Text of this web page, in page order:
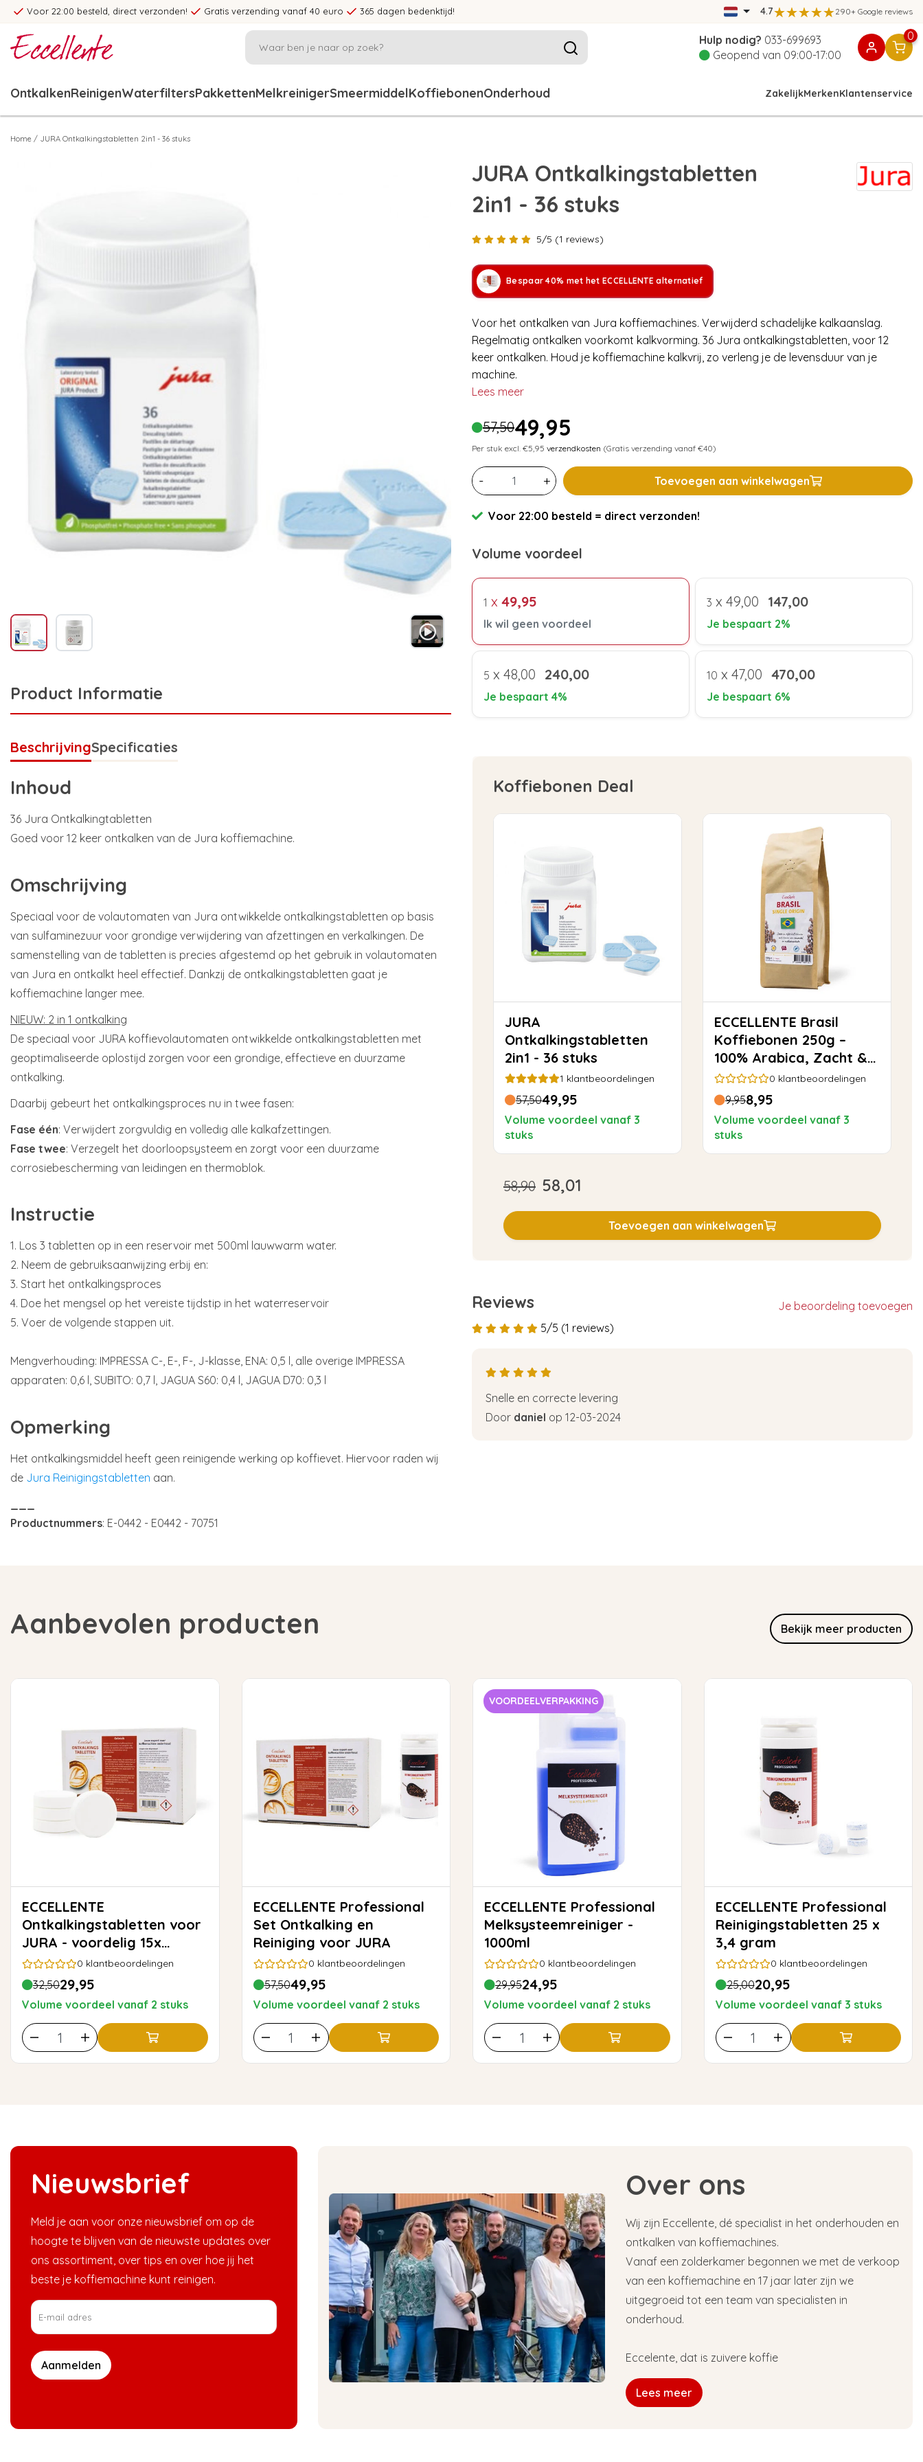
Voor 22:00 besteld, direct verzonden! Gratis verzending vanaf 40 euro 365 dagen bedenktijd! 4.7 290+ Google reviews
Hulp nodig? 033-699693
Geopend van 09:00-17:00
0
OntkalkenReinigenWaterfiltersPakkettenMelkreinigerSmeermiddelKoffiebonenOnderhoud ZakelijkMerkenKlantenservice
Home / JURA Ontkalkingstabletten 2in1 - 36 stuks
Product Informatie
BeschrijvingSpecificaties
Inhoud
36 Jura Ontkalkingtabletten
Goed voor 12 keer ontkalken van de Jura koffiemachine.
Omschrijving
Speciaal voor de volautomaten van Jura ontwikkelde ontkalkingstabletten op basis
van sulfaminezuur voor grondige verwijdering van afzettingen en verkalkingen. De
samenstelling van de tabletten is precies afgestemd op het gebruik in volautomaten
van Jura en ontkalkt heel effectief. Dankzij de ontkalkingstabletten gaat je
koffiemachine langer mee.
NIEUW: 2 in 1 ontkalking
De speciaal voor JURA koffievolautomaten ontwikkelde ontkalkingstabletten met
geoptimaliseerde oplostijd zorgen voor een grondige, effectieve en duurzame
ontkalking.
Daarbij gebeurt het ontkalkingsproces nu in twee fasen:
Fase één: Verwijdert zorgvuldig en volledig alle kalkafzettingen.
Fase twee: Verzegelt het doorloopsysteem en zorgt voor een duurzame
corrosiebescherming van leidingen en thermoblok.
Instructie
1. Los 3 tabletten op in een reservoir met 500ml lauwwarm water.
2. Neem de gebruiksaanwijzing erbij en:
3. Start het ontkalkingsproces
4. Doe het mengsel op het vereiste tijdstip in het waterreservoir
5. Voer de volgende stappen uit.
Mengverhouding: IMPRESSA C-, E-, F-, J-klasse, ENA: 0,5 l, alle overige IMPRESSA
apparaten: 0,6 l, SUBITO: 0,7 l, JAGUA S60: 0,4 l, JAGUA D70: 0,3 l
Opmerking
Het ontkalkingsmiddel heeft geen reinigende werking op koffievet. Hiervoor raden wij
de Jura Reinigingstabletten aan.
Productnummers: E-0442 - E0442 - 70751
JURA Ontkalkingstabletten
2in1 - 36 stuks
5/5 (1 reviews)
Bespaar 40% met het ECCELLENTE alternatief
Voor het ontkalken van Jura koffiemachines. Verwijderd schadelijke kalkaanslag.
Regelmatig ontkalken voorkomt kalkvorming. 36 Jura ontkalkingstabletten, voor 12
keer ontkalken. Houd je koffiemachine kalkvrij, zo verleng je de levensduur van je
machine.
Lees meer
57,5049,95
Per stuk excl. €5,95 verzendkosten (Gratis verzending vanaf €40)
- + Toevoegen aan winkelwagen
Voor 22:00 besteld = direct verzonden!
Volume voordeel
1 x 49,95
Ik wil geen voordeel
3 x 49,00 147,00
Je bespaart 2%
5 x 48,00 240,00
Je bespaart 4%
10 x 47,00 470,00
Je bespaart 6%
Koffiebonen Deal
JURA
Ontkalkingstabletten
2in1 - 36 stuks
1 klantbeoordelingen
57,5049,95
Volume voordeel vanaf 3
stuks
ECCELLENTE Brasil
Koffiebonen 250g –
100% Arabica, Zacht &
Rond
0 klantbeoordelingen
9,958,95
Volume voordeel vanaf 3
stuks
58,90 58,01
Toevoegen aan winkelwagen
Reviews
Je beoordeling toevoegen
5/5 (1 reviews)
Snelle en correcte levering
Door daniel op 12-03-2024
Aanbevolen producten Bekijk meer producten
ECCELLENTE
Ontkalkingstabletten voor
JURA - voordelig 15x
ontkalken
0 klantbeoordelingen
32,5029,95
Volume voordeel vanaf 2 stuks
ECCELLENTE Professional
Set Ontkalking en
Reiniging voor JURA
0 klantbeoordelingen
57,5049,95
Volume voordeel vanaf 2 stuks
VOORDEELVERPAKKING
ECCELLENTE Professional
Melksysteemreiniger -
1000ml
0 klantbeoordelingen
29,9524,95
Volume voordeel vanaf 2 stuks
ECCELLENTE Professional
Reinigingstabletten 25 x
3,4 gram
0 klantbeoordelingen
25,0020,95
Volume voordeel vanaf 3 stuks
Nieuwsbrief
Meld je aan voor onze nieuwsbrief om op de
hoogte te blijven van de nieuwste updates over
ons assortiment, over tips en over hoe jij het
beste je koffiemachine kunt reinigen.
Aanmelden
Over ons
Wij zijn Eccellente, dé specialist in het onderhouden en
ontkalken van koffiemachines.
Vanaf een zolderkamer begonnen we met de verkoop
van een koffiemachine en 17 jaar later zijn we
uitgegroeid tot een team van specialisten in
onderhoud.
Eccelente, dat is zuivere koffie
Lees meer